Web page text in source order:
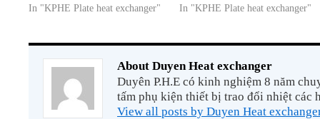
In "KPHE Plate heat exchanger"
In "KPHE Plate heat exchanger"
About Duyen Heat exchanger
Duyên P.H.E có kinh nghiệm 8 năm
tấm phụ kiện thiết bị trao đổi nhiệt các
View all posts by Duyen Heat